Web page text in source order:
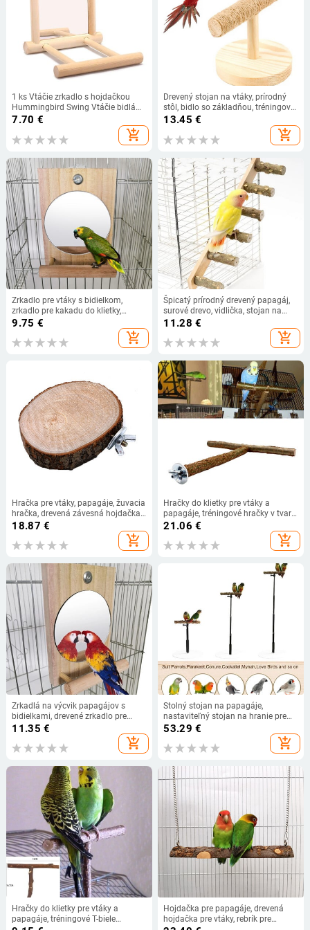
1 ks Vtáčie zrkadlo s hojdačkou
Hummingbird Swing Vtáčie bidlá
Stojan Drevená hojdačka Hračka
pre ara Lovebird Kakadu Andaluka
7.70 €
add_shopping_cart
Drevený stojan na vtáky, prírodný
stôl, bidlo so základňou, tréningová
vetva, brúsenie pazúrov, hračka pre
dropshipping
13.45 €
add_shopping_cart
Zrkadlo pre vtáky s bidielkom,
zrkadlo pre kakadu do klietky,
hračky pre vtáky, hojdačka, hračky
pre papagáje, kakadu, kakadu,
hrdličky
9.75 €
add_shopping_cart
Špicatý prírodný drevený papagáj,
surové drevo, vidlička, stojan na
konáre, stojan, veverička, vták,
škrečok, konáre, bidlá, žuvacie
hračky, palica
11.28 €
add_shopping_cart
Hračka pre vtáky, papagáje, žuvacia
hračka, drevená závesná hojdačka,
klietka pre vtáky, andulka, kakadu
18.87 €
add_shopping_cart
Hračky do klietky pre vtáky a
papagáje, tréningové hračky v tvare
T, žuvacie apagáje v tvare bidla,
21.06 €
add_shopping_cart
Zrkadlá na výcvik papagájov s
bidielkami, drevené zrkadlo pre
kakadu, hračky pre klietky, andulky,
príslušenstvo pre klietky
11.35 €
add_shopping_cart
Stolný stojan na papagáje,
nastaviteľný stojan na hranie pre
vtáky, drevený stojan na hranie pre
papagáje, ihrisko pre korely s
výsuvným dizajnom.
53.29 €
add_shopping_cart
Hračky do klietky pre vtáky a
papagáje, tréningové T-biele
Hojdačka pre papagáje, drevená
hojdačka pre vtáky, rebrík pre